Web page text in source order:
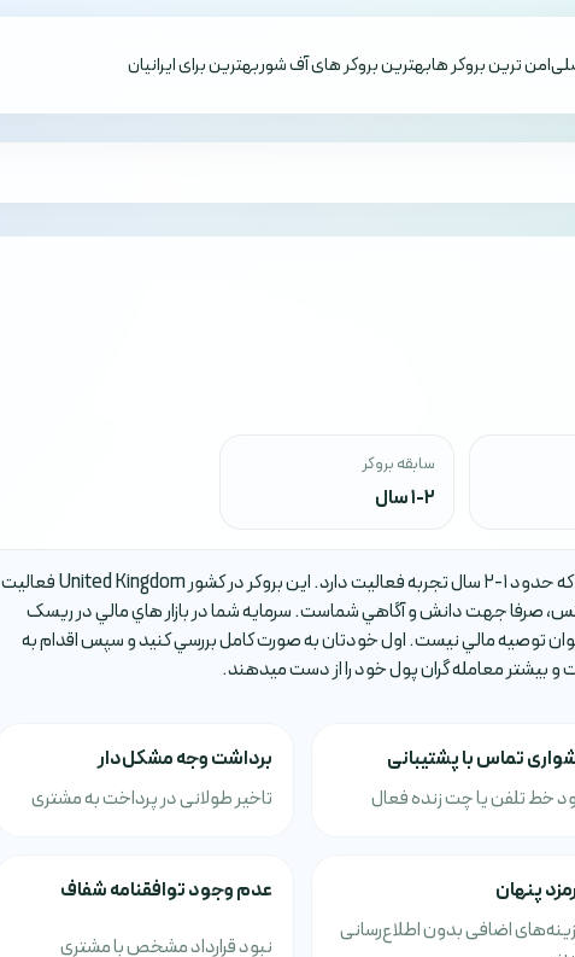
امن ترین بروکر هابهترین بروکر های آف شوربهترین برای ایرانیان
سابقه بروکر
1-2 سال
بروکر BIT TRADE IX يکي از بروکر هاي فارکس است که حدود 1-2 سال تجربه فعاليت دارد. اين بروکر در کشور United Kingdom فعاليت
صرفا جهت دانش و آگاهي شماست. سرمايه شما در بازار هاي مالي در ريسک
توصيه مالي نيست. اول خودتان به صورت کامل بررسي کنيد و سپس اقدام به
و بيشتر معامله گران پول خود را از دست ميدهند.
تماس با پشتیبانی
خط تلفن یا چت زنده فعال
برداشت وجه مشکل‌دار
تاخیر طولانی در پرداخت به مشتری
پنهان
اضافی بدون اطلاع‌رسانی
عدم وجود توافقنامه شفاف
نبود قرارداد مشخص با مشتری